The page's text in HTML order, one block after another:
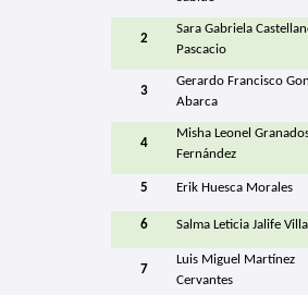
2
Sara Gabriela
Pascacio
3
Gerardo Francisco
Abarca
4
Misha Leonel
Fernández
5 Erik Huesca Morales
6 Salma Leticia Jalife
7
Luis Miguel Martínez
Cervantes